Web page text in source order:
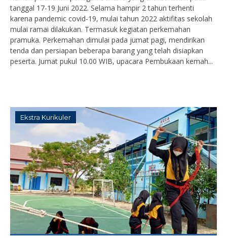
tanggal 17-19 Juni 2022. Selama hampir 2 tahun terhenti
karena pandemic covid-19, mulai tahun 2022 aktifitas sekolah
mulai ramai dilakukan. Termasuk kegiatan perkemahan
pramuka. Perkemahan dimulai pada jumat pagi, mendirikan
tenda dan persiapan beberapa barang yang telah disiapkan
peserta. Jumat pukul 10.00 WIB, upacara Pembukaan kemah...
Ekstra Kurikuler